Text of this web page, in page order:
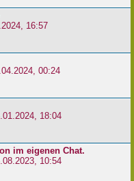
16:57
00:24
18:04
im eigenen Chat.
10:54